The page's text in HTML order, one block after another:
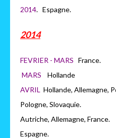
2014. Espagne.
2014
FEVRIER - MARS
MARS H
AVRIL Hollande,
Pologne,
Autriche, Allemagne,
Espagne.